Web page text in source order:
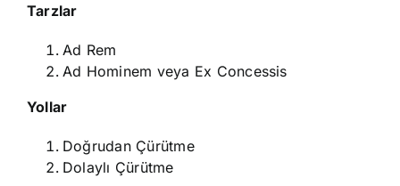
Tarzlar
Ad Rem
Ad Hominem veya Ex Concessis
Yollar
Doğrudan Çürütme
Dolaylı Çürütme